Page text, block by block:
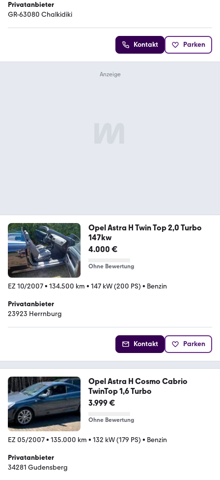
Privatanbieter
GR-63080 Chalkidiki
Kontakt Parken
Opel Astra H Twin Top 2,0 Turbo
147kw
4.000 €
Ohne Bewertung
EZ 10/2007• 134.500 km • 147 kW (200 PS) • Benzin
Privatanbieter
23923 Herrnburg
Kontakt Parken
Opel Astra H Cosmo Cabrio
TwinTop 1,6 Turbo
3.999 €
Ohne Bewertung
EZ 05/2007• 135.000 km • 132 kW (179 PS) • Benzin
Privatanbieter
34281 Gudensberg